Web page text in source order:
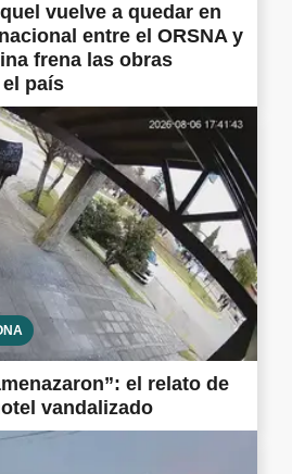
vuelve a quedar en
entre el ORSNA y
frena las obras
país
el relato de
vandalizado